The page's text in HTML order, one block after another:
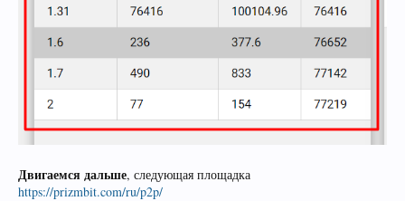
Двигаемся дальше, следующая площадка
https://prizmbit.com/ru/p2p/